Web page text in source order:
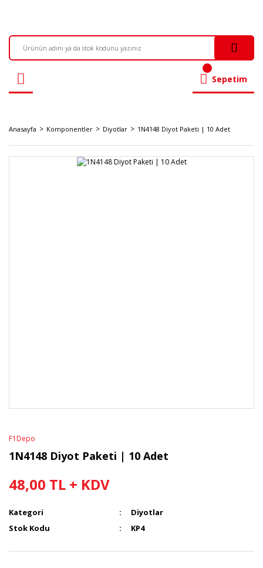
Sepetim
Anasayfa Komponentler Diyotlar 1N4148 Diyot Paketi | 10 Adet
F1Depo
1N4148 Diyot Paketi | 10 Adet
48,00 TL + KDV
Kategori
Diyotlar
Stok Kodu
KP4